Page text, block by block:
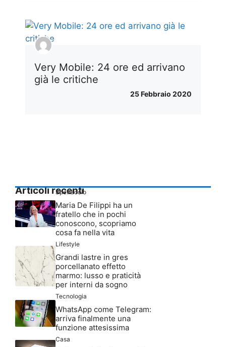
Very Mobile: 24 ore ed arrivano
già le critiche
25 Febbraio 2020
Articoli recenti
Spettacolo
Maria De Filippi ha un
fratello che in pochi
conoscono, scopriamo
cosa fa nella vita
Lifestyle
Grandi lastre in gres
porcellanato effetto
marmo: lusso e praticità
per interni da sogno
Tecnologia
WhatsApp come Telegram:
arriva finalmente una
funzione attesissima
Casa